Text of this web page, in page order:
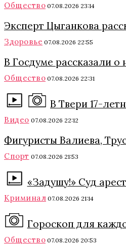
Общество 07.08.2026 23:14
Эксперт Цыганкова
Здоровье 07.08.2026 22:55
В Госдуме рассказали о
Общество 07.08.2026 22:31
В Твери 17-
Видео 07.08.2026 22:12
Фигуристы Валиева,
Спорт 07.08.2026 21:53
«Задушу!» Суд
Криминал 07.08.2026 21:14
Гороскоп для
Общество 07.08.2026 20:53